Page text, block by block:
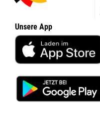
Unsere App